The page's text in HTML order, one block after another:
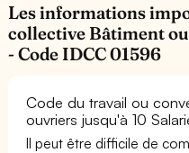
Les informations
collective Bâtiment
- Code IDCC 01596
Code du travail ou
ouvriers jusqu'à 10
Il peut être difficile de